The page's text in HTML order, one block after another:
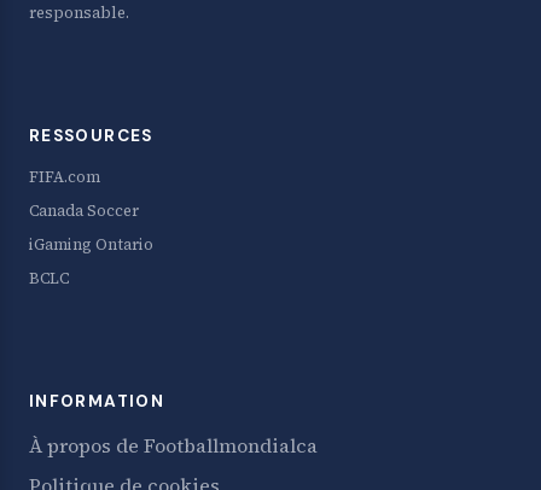
responsable.
RESSOURCES
FIFA.com
Canada Soccer
iGaming Ontario
BCLC
INFORMATION
À propos de Footballmondialca